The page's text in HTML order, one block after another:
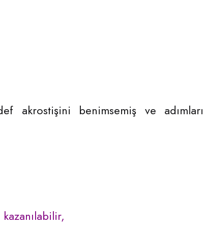
benimsemiş ve adımları